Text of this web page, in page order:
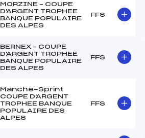
MORZINE – COUPE
D'ARGENT TROPHEE
BANQUE POPULAIRE
DES ALPES
FFS
BERNEX – COUPE
D'ARGENT TROPHEE
BANQUE POPULAIRE
DES ALPES
FFS
Manche-Sprint
COUPE D'ARGENT
TROPHEE BANQUE
POPULAIRE DES
ALPES
FFS